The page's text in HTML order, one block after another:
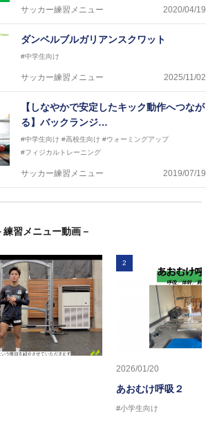
サッカー練習メニュー 2020/04/19
ダンベルブルガリアンスクワット
#中学生向け
サッカー練習メニュー 2025/11/02
【しなやかで安定したキック動作へつなが
る】バックランジ…
#中学生向け #高校生向け #ウォーミングアップ
#フィジカルトレーニング
サッカー練習メニュー 2019/07/19
練習メニュー動画－
2
2026/01/20
あおむけ呼吸２
#小学生向け